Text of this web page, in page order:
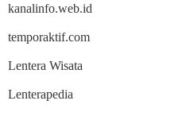
kanalinfo.web.id
temporaktif.com
Lentera Wisata
Lenterapedia